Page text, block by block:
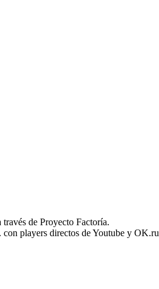
de Proyecto Factoría.
players directos de Youtube y OK.ru